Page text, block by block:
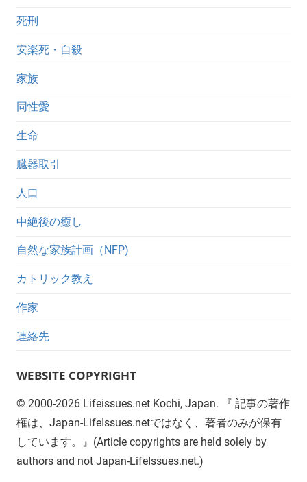
死刑
安楽死・自殺
家族
同性愛
生命
臓器取引
人口
中絶後の癒し
自然な家族計画（NFP)
カトリック教え
作家
連絡先
WEBSITE COPYRIGHT
© 2000-2026 Lifeissues.net Kochi, Japan. 『 記事の著作
権は、Japan-LifeIssues.netではなく、著者のみが保有
しています。』(Article copyrights are held solely by
authors and not Japan-LifeIssues.net.)